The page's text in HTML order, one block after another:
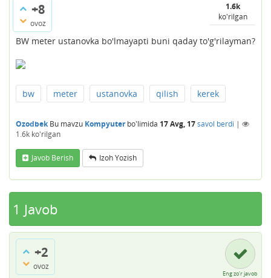
+8
ovoz
1.6k
ko'rilgan
BW meter ustanovka bo'lmayapti buni qaday to'g'rilayman?
bw meter ustanovka qilish kerek
Ozodbek Bu mavzu Kompyuterbo'limida 17 Avg, 17savol berdi |
1.6k ko'rilgan
Javob Berish Izoh Yozish
1 Javob
+2
ovoz
Eng zo'r javob